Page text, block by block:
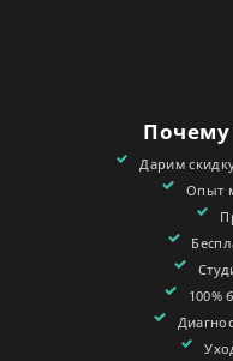
КОНТАКТЫ
Дарим
Опыт
100%